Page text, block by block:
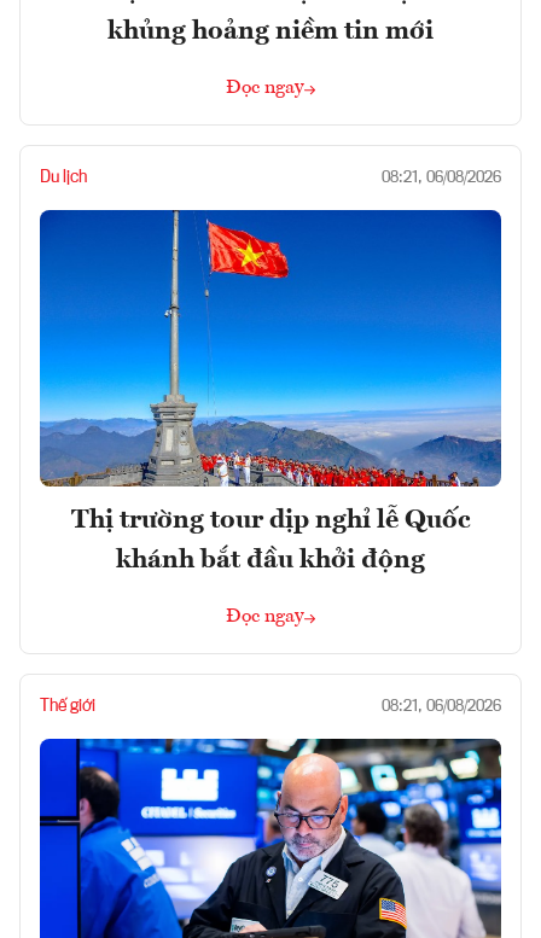
khủng hoảng niềm tin mới
Đọc ngay
Du lịch 08:21, 06/08/2026
Thị trường tour dịp nghỉ lễ Quốc
khánh bắt đầu khởi động
Đọc ngay
Thế giới 08:21, 06/08/2026